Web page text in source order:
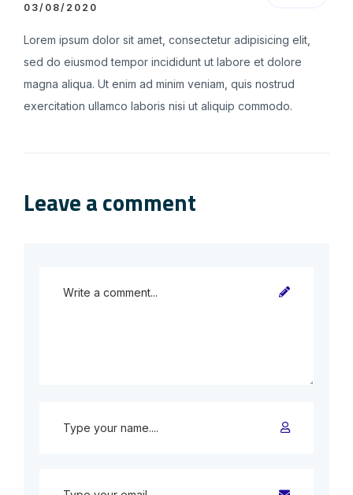
03/08/2020
Lorem ipsum dolor sit amet, consectetur adipisicing elit,
sed do eiusmod tempor incididunt ut labore et dolore
magna aliqua. Ut enim ad minim veniam, quis nostrud
exercitation ullamco laboris nisi ut aliquip commodo.
Leave a comment